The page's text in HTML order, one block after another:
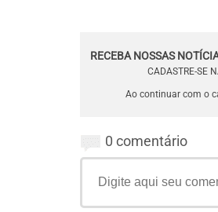
RECEBA NOSSAS
CADASTRE-SE
Ao continuar com o
0 comentário